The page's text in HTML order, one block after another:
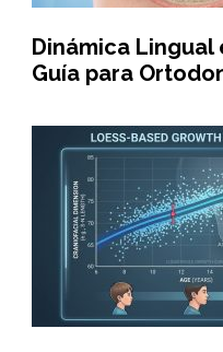
Dinámica Lingual
Guía para